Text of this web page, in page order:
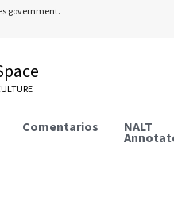
government.
Comentarios NALT